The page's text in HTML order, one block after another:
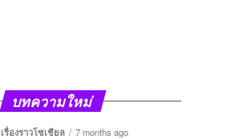
บทความใหม่
เรื่องราวโซเชียล
7 months ago